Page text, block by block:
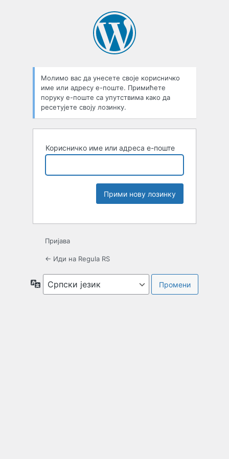
Молимо вас да унесете своје корисничко
име или адресу е-поште. Примићете
поруку е-поште са упутствима како да
ресетујете своју лозинку.
Корисничко име или адреса е-поште
Пријава
← Иди на Regula RS
Језик